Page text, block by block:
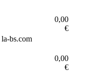
0,00
€
bs.com
0,00
€